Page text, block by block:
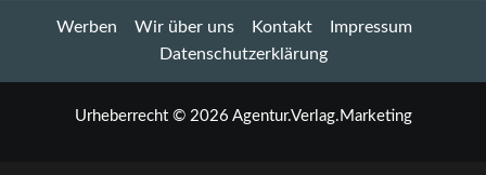
lädt
Beiträge
Werben Wir über uns Kontakt
Impressum
Datenschutzerklärung
Urheberrecht © 2026 Agentur.Verlag.Marketing